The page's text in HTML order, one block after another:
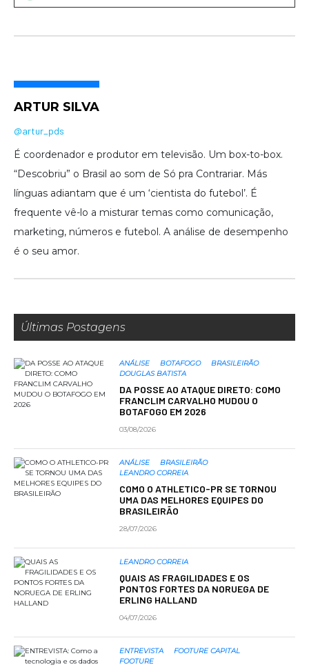
ARTUR SILVA
@artur_pds
É coordenador e produtor em televisão. Um box-to-box.
“Descobriu” o Brasil ao som de Só pra Contrariar. Más
línguas adiantam que é um ‘cientista do futebol’. É
frequente vê-lo a misturar temas como comunicação,
marketing, números e futebol. A análise de desempenho
é o seu amor.
Últimas Postagens
ANÁLISE BOTAFOGO
BRASILEIRÃO
DOUGLAS BATISTA
DA POSSE AO ATAQUE DIRETO: COMO
FRANCLIM CARVALHO MUDOU O
BOTAFOGO EM 2026
03/08/2026
ANÁLISE
BRASILEIRÃO
LEANDRO CORREIA
COMO O ATHLETICO-PR SE TORNOU
UMA DAS MELHORES EQUIPES DO
BRASILEIRÃO
28/07/2026
LEANDRO CORREIA
QUAIS AS FRAGILIDADES E OS
PONTOS FORTES DA NORUEGA DE
ERLING HALLAND
04/07/2026
ENTREVISTA
FOOTURE CAPITAL
FOOTURE